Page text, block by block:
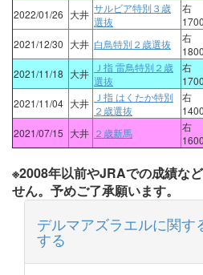
2022/01/26 大井 サルビア特別３歳
選抜
右
1700
2021/12/30 大井 白鳥特別２歳選抜
右
1800
2021/11/18 大井
Ｊ指 雷鳥特別２歳
選抜
右
1700
2021/11/04 大井
Ｊ指 はくたか特別
２歳選抜
右
1400
2021/07/15 大井 ２歳新馬
右
1600
※2008年以前やJRAでの成績な
せん。予めご了承願います。
デルマアズラエルに関す
する